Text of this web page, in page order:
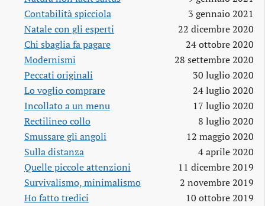
Contabilità spicciola
3 gennaio 2021
Natale con gli esperti
22 dicembre 2020
Chi sbaglia fa pagare
24 ottobre 2020
Modernismi
28 settembre 2020
Peccati originali
30 luglio 2020
Lo voglio comprare
24 luglio 2020
Incollato a un menu
17 luglio 2020
Rectilineo collo
8 luglio 2020
Smussare gli angoli
12 maggio 2020
Sulla distanza
4 aprile 2020
Quelle piccole attenzioni
11 dicembre 2019
Survivalismo, minimalismo
2 novembre 2019
Ho fatto tredici
10 ottobre 2019